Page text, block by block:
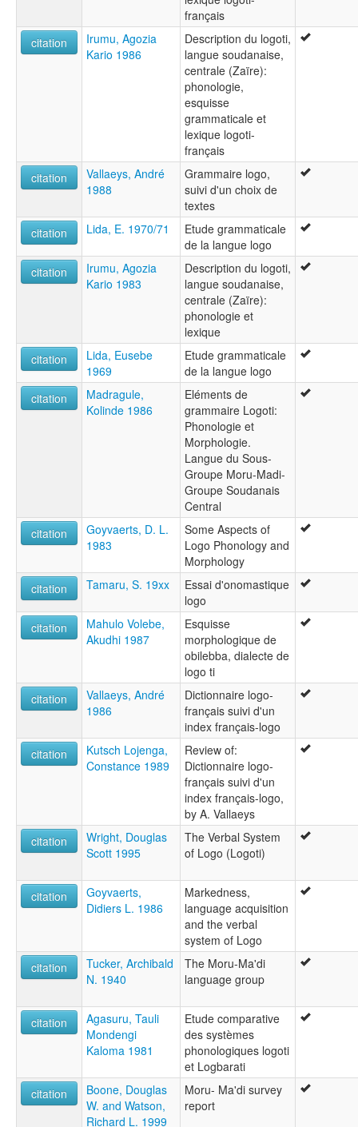
français
citation
Irumu, Agozia
Kario 1986
Description du logoti,
langue soudanaise,
centrale (Zaïre):
phonologie,
esquisse
grammaticale et
lexique logoti-
français
citation
Vallaeys, André
1988
Grammaire logo,
suivi d'un choix de
textes
citation
Lida, E. 1970/71
Etude grammaticale
de la langue logo
citation
Irumu, Agozia
Kario 1983
Description du logoti,
langue soudanaise,
centrale (Zaïre):
phonologie et
lexique
citation
Lida, Eusebe
1969
Etude grammaticale
de la langue logo
citation
Madragule,
Kolinde 1986
Eléments de
grammaire Logoti:
Phonologie et
Morphologie.
Langue du Sous-
Groupe Moru-Madi-
Groupe Soudanais
Central
citation
Goyvaerts, D. L.
1983
Some Aspects of
Logo Phonology and
Morphology
citation
Tamaru, S. 19xx
Essai d'onomastique
logo
citation
Mahulo Volebe,
Akudhi 1987
Esquisse
morphologique de
obilebba, dialecte de
logo ti
citation
Vallaeys, André
1986
Dictionnaire logo-
français suivi d'un
index français-logo
citation
Kutsch Lojenga,
Constance 1989
Review of:
Dictionnaire logo-
français suivi d'un
index français-logo,
by A. Vallaeys
citation
Wright, Douglas
Scott 1995
The Verbal System
of Logo (Logoti)
citation
Goyvaerts,
Didiers L. 1986
Markedness,
language acquisition
and the verbal
system of Logo
citation
Tucker, Archibald
N. 1940
The Moru-Ma'di
language group
citation
Agasuru, Tauli
Mondengi
Kaloma 1981
Etude comparative
des systèmes
phonologiques logoti
et Logbarati
citation
Boone, Douglas
W. and Watson,
Richard L. 1999
Moru- Ma'di survey
report